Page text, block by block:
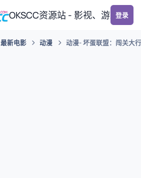
OKSCC资源站 - 影视、游戏、
登录
最新电影 动漫 动漫- 坏蛋联盟：闯关大